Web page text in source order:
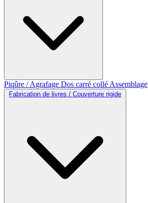
Piqûre / Agrafage Dos carré collé Assemblage
Fabrication de livres / Couverture rigide